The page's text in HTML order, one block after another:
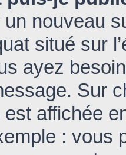
un nouveau
situé sur
ayez
Sur
affichée
: vous